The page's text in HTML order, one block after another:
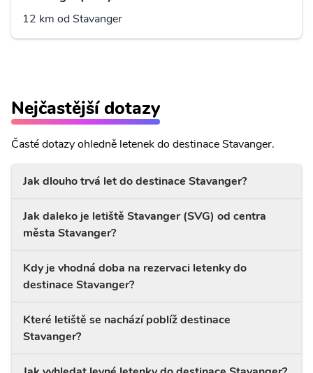
12 km od Stavanger
Nejčastější dotazy
Časté dotazy ohledně letenek do destinace Stavanger.
Jak dlouho trvá let do destinace Stavanger?
Jak daleko je letiště Stavanger (SVG) od centra
města Stavanger?
Kdy je vhodná doba na rezervaci letenky do
destinace Stavanger?
Které letiště se nachází poblíž destinace
Stavanger?